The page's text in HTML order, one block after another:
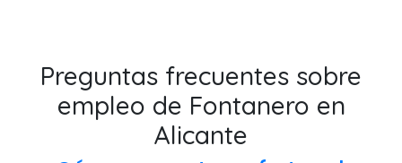
Preguntas frecuentes sobre
empleo de Fontanero en
Alicante